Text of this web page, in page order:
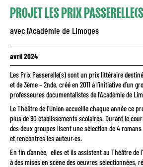
PROJET LES PRIX
avec l'Académie de Limoges
avril 2024
Les Prix Passerelle(s) sont un prix littéraire destiné
et de 3ème – 2nde, créé en 2011 à l’initiative d’un
professeures documentalistes de l’Académie de
Le Théâtre de l’Union accueille chaque année ce
plus de 80 établissements scolaires. Durant le
des deux groupes lisent une sélection de 4
et rencontres les auteur·es.
En fin d’année, elles et ils assistent au Théâtre de
à des mises en scène des oeuvres sélectionnées,